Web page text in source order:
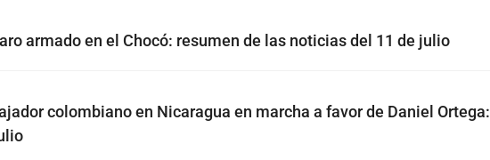
armado en el Chocó: resumen de las noticias del 11 de julio
colombiano en Nicaragua en marcha a favor de Daniel Ortega: